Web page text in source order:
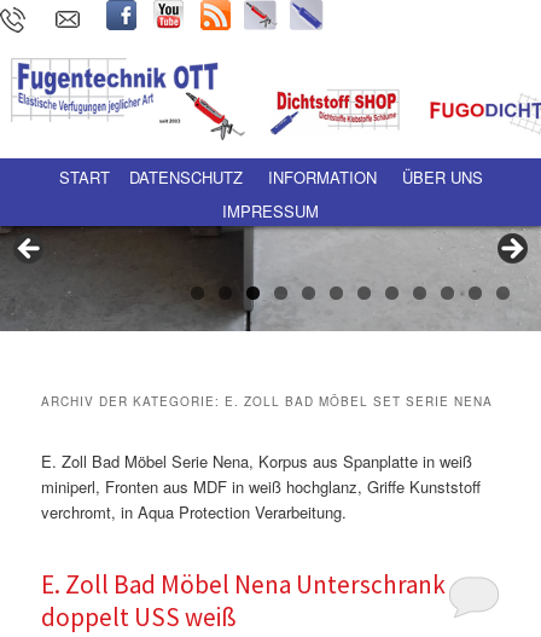
Hauptmenü Zum Inhalt wechseln
Zum sekundären Inhalt wechseln
START DATENSCHUTZ INFORMATION
ÜBER UNS
IMPRESSUM
ARCHIV DER KATEGORIE: E. ZOLL BAD MÖBEL SET SERIE NENA
E. Zoll Bad Möbel Serie Nena, Korpus aus Spanplatte in weiß
miniperl, Fronten aus MDF in weiß hochglanz, Griffe Kunststoff
verchromt, in Aqua Protection Verarbeitung.
E. Zoll Bad Möbel Nena Unterschrank
doppelt USS weiß